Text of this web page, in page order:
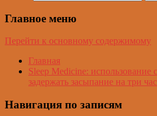
Главное меню
Перейти к основному содержимому
Главная
Sleep Medicine: использование
задержать засыпание на три
Навигация по записям